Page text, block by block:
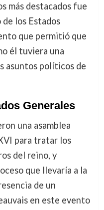
más destacados fue
los Estados
que permitió que
él tuviera una
asuntos políticos de
Generales
una asamblea
para tratar los
del reino, y
que llevaría a la
de un
en este evento